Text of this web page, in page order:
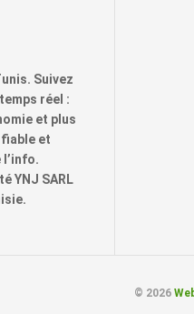
Suivez
réel :
et plus
et
YNJ SARL
© 2026